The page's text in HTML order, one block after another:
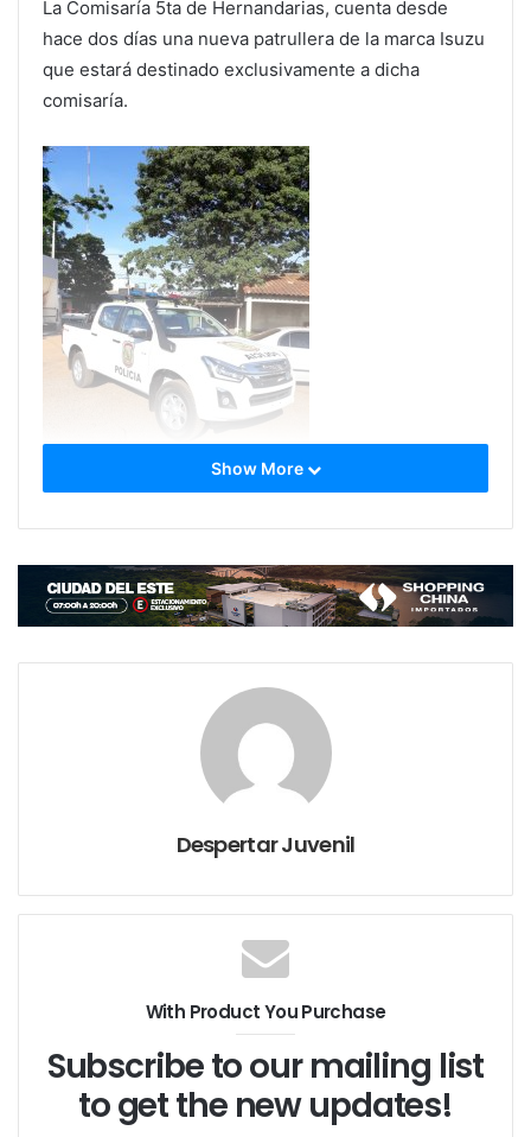
La Comisaría 5ta de Hernandarias, cuenta desde
hace dos días una nueva patrullera de la marca Isuzu
que estará destinado exclusivamente a dicha
comisaría.
sería destinado a la Sub Comisaria 5ta.
Show More
Despertar Juvenil
With Product You Purchase
Subscribe to our mailing list
to get the new updates!